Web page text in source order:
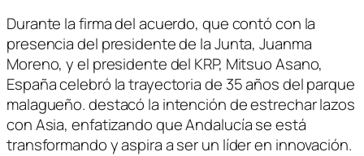
Durante la firma del acuerdo, que contó con la
presencia del presidente de la Junta, Juanma
Moreno, y el presidente del KRP, Mitsuo Asano,
España celebró la trayectoria de 35 años del parque
malagueño. destacó la intención de estrechar lazos
con Asia, enfatizando que Andalucía se está
transformando y aspira a ser un líder en innovación.